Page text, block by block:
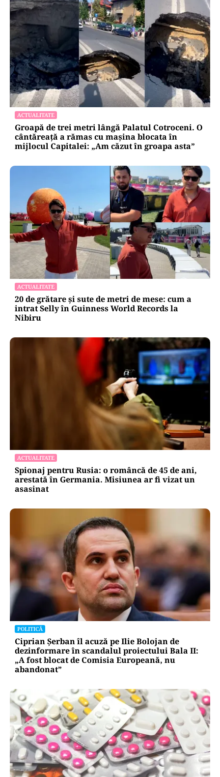
ACTUALITATE
Groapă de trei metri lângă Palatul Cotroceni. O
cântăreață a rămas cu mașina blocata în
mijlocul Capitalei: „Am căzut în groapa asta”
ACTUALITATE
20 de grătare și sute de metri de mese: cum a
intrat Selly în Guinness World Records la
Nibiru
ACTUALITATE
Spionaj pentru Rusia: o româncă de 45 de ani,
arestată în Germania. Misiunea ar fi vizat un
asasinat
POLITICĂ
Ciprian Șerban îl acuză pe Ilie Bolojan de
dezinformare în scandalul proiectului Bala II:
„A fost blocat de Comisia Europeană, nu
abandonat”